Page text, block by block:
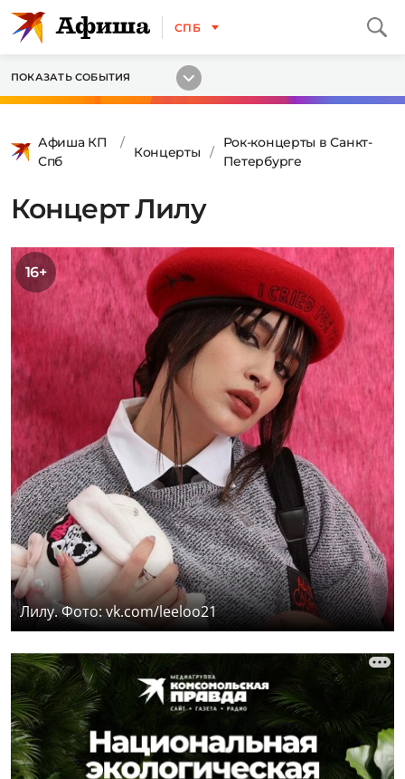
СПБ
ПОКАЗАТЬ СОБЫТИЯ
Афиша КП
Спб
Концерты
Рок-концерты в Санкт-
Петербурге
Концерт Лилу
16+
Лилу. Фото: vk.com/leeloo21